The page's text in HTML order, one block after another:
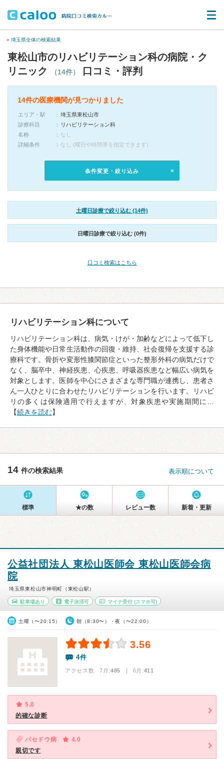
« 埼玉県全体の検索結果
東松山市のリハビリテーション科の病院・ク
リニック
（14件） 口コミ・評判
14件の医療機関が見つかりました
エリア・駅
埼玉県東松山市
診療科目
リハビリテーション科
名称
なし
詳細条件
なし (曜日や時間帯を指定できます)
条件変更・絞り込み
土曜日診療で絞り込む (14件)
日曜日診療で絞り込む (0件)
口コミ検索はこちら
リハビリテーション科について
リハビリテーション科は、病気・けが・加齢などによって低下し
た身体機能や日常生活動作の回復・維持、社会復帰を支援する診
療科です。骨折や変形性膝関節症といった整形外科の病気だけで
なく、脳卒中、神経疾患、心疾患、呼吸器疾患など幅広い病気を
対象とします。医師を中心にさまざまな専門職が連携し、患者さ
ん一人ひとりに合わせたリハビリテーションを行います。リハビ
リの多くは保険適用で行えますが、対象疾患や実施期間に…
【続きを読む】
14 件の検索結果 表示順について
標準 ★の数 レビュー数 新着・更新
公益社団法人 東松山医師会 東松山医師会病
院
埼玉県東松山市神明町（東松山駅）
駐車場あり 電子決済可 マイナ受付 (スマホ可)
土曜（〜20:15） 朝（8:30〜）・夜（〜22:00）
3.56
4件
アクセス数 7月:485 | 6月:411
5.0
的確な診断
バセドウ病
4.0
親切です